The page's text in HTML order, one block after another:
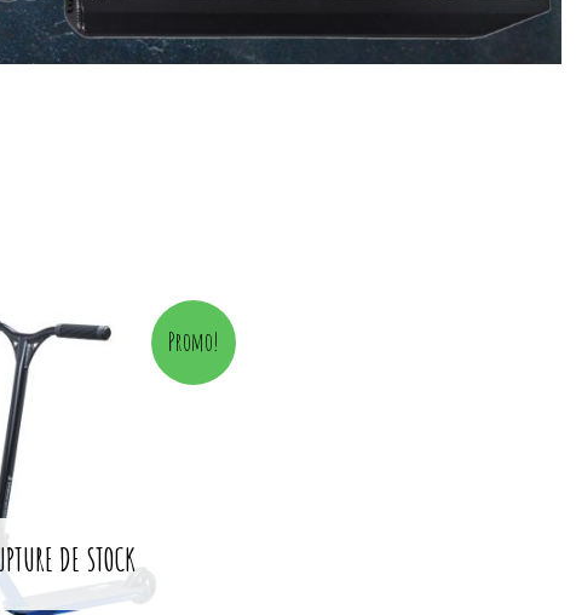
Promo!
DE STOCK
Current
price
is: